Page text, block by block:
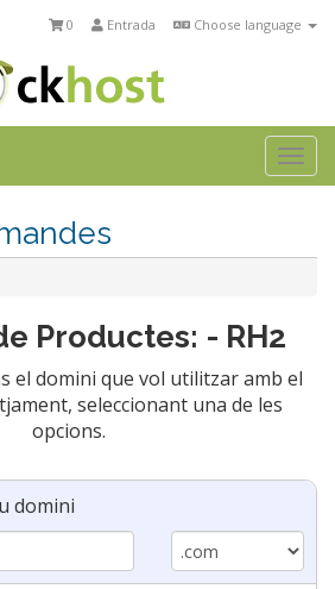
Choose language
Entrada
0
Productes: - RH2
el domini que vol utilitzar amb el
seleccionant una de les
opcions.
domini